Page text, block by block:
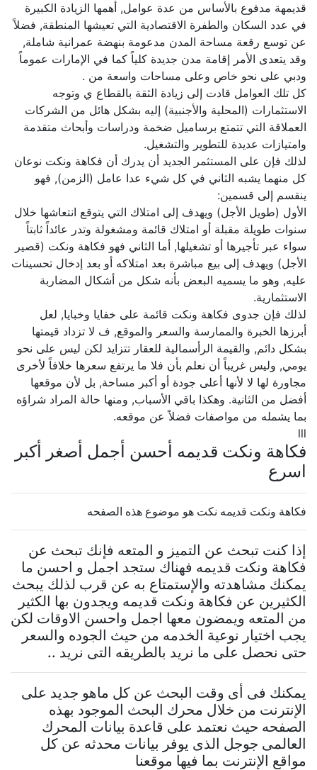
قديمهة مدفوع بالأساس من عدة عوامل, أهمها الزيادة الكبيرة
في عدد السكان والطفرة الاقتصادية التي تعيشها المنطقة, فضلاً
عن توسع رقعة مساحة المدن مدعومة بنهضة عمرانية شاملة,
وقد يتعدى الأمر إقامة مدن جديدة كلياً كما في الإمارات عموماً
ودبي على نحو خاص وعلى مساحات واسعة من .
كل تلك العوامل قادت إلى زيادة الثقة بالقطاع ي وتوجه
الاستثمارات (المحلية والأجنبية) إليه بشكل هائل من الشركات
العملاقة التي تتمتع برساميل ضخمة ودراسات وأبحاث متقدمة
وامتيازات عديدة للتطوير والتشغيل.
لذلك فإن على المستثمر الجديد أن يدرك أن فكاهة ونكت نوعان
كل منهما يشبه الثاني في كل شيء عدا عامل (الزمن), فهو
ينقسم إلى قسمين:
الأول (طويل الأجل) ويهدف إلى امتلاك التي يتوقع انتعاشها خلال
سنوات طويلة مقبلة أو امتلاك قائمة ومشغولة وتدر عائداً ثابتاً
سواء عبر تأجيرها أو تشغيلها, أما الثاني فهو فكاهة ونكت (قصير
الأجل) ويهدف إلى بيع مباشرة بعد امتلاكه أو بعد إدخال تحسينات
عليه, وهو ما يسميه البعض بأنه شكل من أشكال المضاربة
الاستثمارية.
لذلك فإن جدوى فكاهة ونكت قائمة على خفايا وخبايا, لعل
أبرزها الخبرة والممارسة والسعر والموقع, ف لا تزداد قيمتها
بشكل دائم, والقيمة الرأسمالية للعقار تتزايد لكن ليس على نحو
يومي, وليس غريباً أن نعلم بأن فلا ما يرتفع سعرها خلافاً لأخرى
مجاورة لها لا لأنها أعلى جودة أو أكبر مساحة, بل لأن موقعها
أفضل من الثانية. وهكذا باقي الأسباب, ومنها حالة المراد شراؤه
بما يشمله من مواصفات فضلاً عن موقعه.
فكاهة ونكت قديمه أحسن أجمل أصغر أكبر
اسرع
فكاهة ونكت قديمه نكت هو موضوع هذه الصفحه
إذا كنت تبحث عن التميز و المتعه فإنك تبحث عن
فكاهة ونكت قديمه فهناك ستجد اجمل و احسن ما
يمكنك مشاهدته والإستمتاع به عن قرب لذلك يبحث
الكثيرين عن فكاهة ونكت قديمه ويجدون بها الكثير
من المتعه ويمضون معها اجمل واحسن الاوقات لكن
يجب اختيار نوعية الخدمه من حيث الجوده والسعر
حتى نحصل على ما نريد بالطريقه التى نريد ..
يمكنك فى أى وقت البحث عن كل ماهو جديد على
الإنترنت من خلال محرك البحث الموجود بهذه
الصفحه حيث نعتمد على قاعدة بيانات المحرك
العالمى جوجل الذى يوفر بيانات محدثه عن كل
مواقع الإنترنت بما فيها موقعنا